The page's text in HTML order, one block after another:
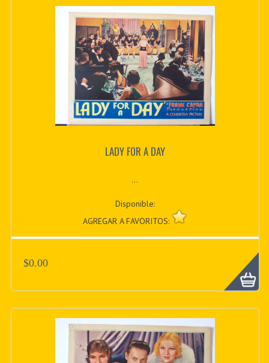
LADY FOR A DAY
...
Disponible:
AGREGAR A FAVORITOS:
$0.00